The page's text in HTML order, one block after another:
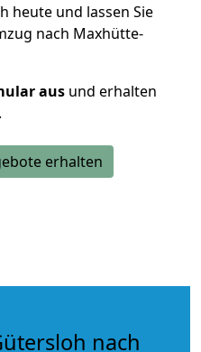
heute und lassen Sie
nach Maxhütte-
aus und erhalten
erhalten
nach